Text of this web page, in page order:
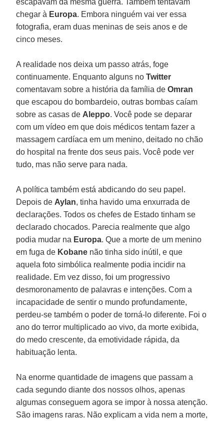
chegar à Europa. Embora ninguém vai ver essa
fotografia, eram duas meninas de seis anos e de
cinco meses.
A realidade nos deixa um passo atrás, foge
continuamente. Enquanto alguns noTwitter
comentavam sobre a história da família deOmran
que escapou do bombardeio, outras bombas caíam
sobre as casas de Aleppo. Você pode se deparar
com um vídeo em que dois médicos tentam fazer a
massagem cardíaca em um menino, deitado no chão
do hospital na frente dos seus pais. Você pode ver
tudo, mas não serve para nada.
A política também está abdicando do seu papel.
Depois de Aylan, tinha havido uma enxurrada de
declarações. Todos os chefes de Estado tinham se
declarado chocados. Parecia realmente que algo
podia mudar na Europa. Que a morte de um menino
em fuga de Kobane não tinha sido inútil, e que
aquela foto simbólica realmente podia incidir na
realidade. Em vez disso, foi um progressivo
desmoronamento de palavras e intenções. Com a
incapacidade de sentir o mundo profundamente,
perdeu-se também o poder de torná-lo diferente. Foi o
ano do terror multiplicado ao vivo, da morte exibida,
do medo crescente, da emotividade rápida, da
habituação lenta.
Na enorme quantidade de imagens que passam a
cada segundo diante dos nossos olhos, apenas
algumas conseguem agora se impor à nossa atenção.
São imagens raras. Não explicam a vida nem a morte,